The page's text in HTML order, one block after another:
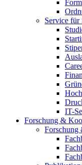
Service für
IT-
Forschung &
Forschung